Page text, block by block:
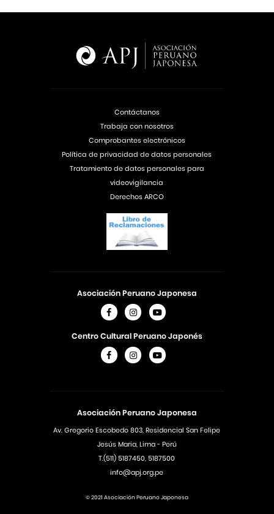
Asociación Peruano Japonesa
Av. Gregorio Escobedo 803, Residencial San Felipe
Jesús Maria, Lima - Perú
T.(511) 5187450, 5187500
info@apj.org.pe
Asociación Peruano Japonesa
Centro Cultural Peruano Japonés
Contáctanos
Trabaja con nosotros
Comprobantes electrónicos
Política de privacidad de datos personales
Tratamiento de datos personales para
videovigilancia
Derechos ARCO
© 2021 Asociación Peruano Japonesa